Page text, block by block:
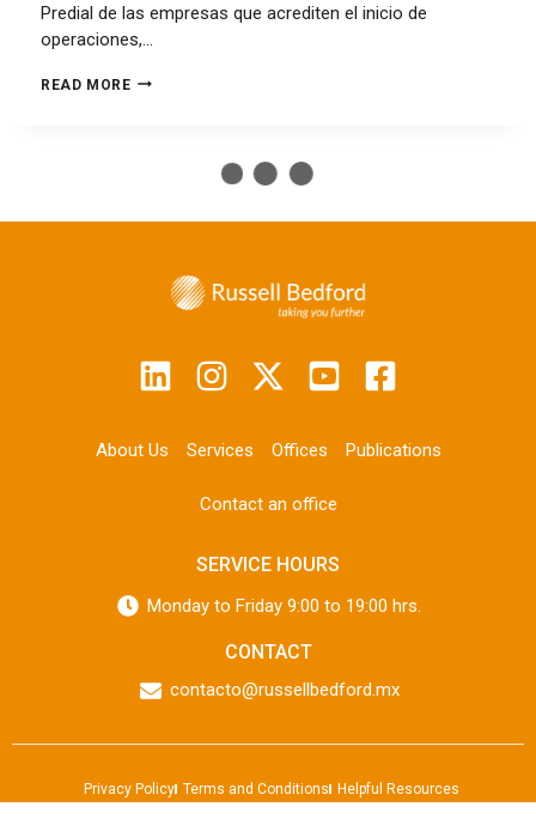
Predial de las empresas que acrediten el inicio de
operaciones,…
READ MORE
About Us Services Offices Publications
Contact an office
SERVICE HOURS
Monday to Friday 9:00 to 19:00 hrs.
CONTACT
contacto@russellbedford.mx
Privacy Policy Terms and Conditions Helpful Resources